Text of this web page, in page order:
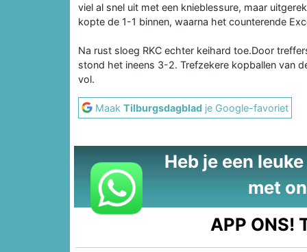
viel al snel uit met een knieblessure, maar
kopte de 1-1 binnen, waarna het counterende
Na rust sloeg RKC echter keihard toe.Door
stond het ineens 3-2. Trefzekere kopballen van
vol.
Maak Tilburgsdagblad je Google-favoriet
Heb je een
met
APP ONS!